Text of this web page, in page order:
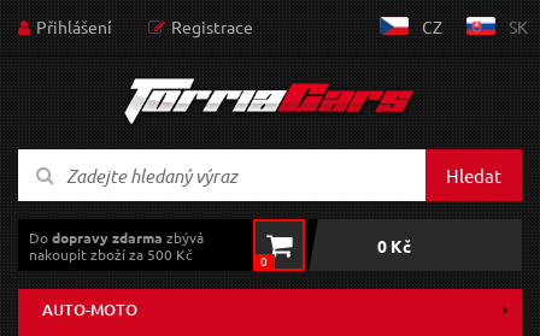
Přihlášení Registrace CZ SK
Hledat
Dodopravy zdarma zbývá
nakoupit zboží za 500 Kč
0
0 Kč
AUTO-MOTO